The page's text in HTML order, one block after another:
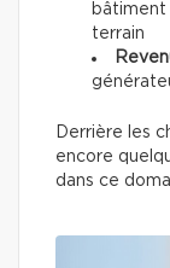
bâtiment
terrain
Derrière les
encore
dans ce